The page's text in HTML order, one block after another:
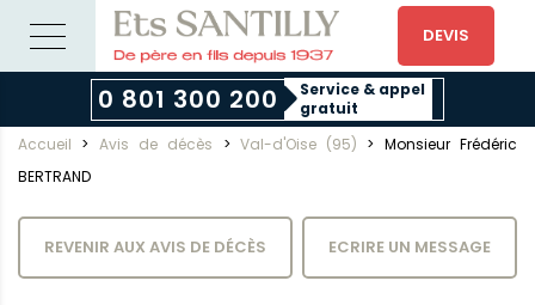
DEVIS
0 801 300 200
Service & appel
gratuit
Accueil > Avis de décès > Val-d'Oise (95) > Monsieur Frédéric
BERTRAND
REVENIR AUX AVIS DE DÉCÈS ECRIRE UN MESSAGE